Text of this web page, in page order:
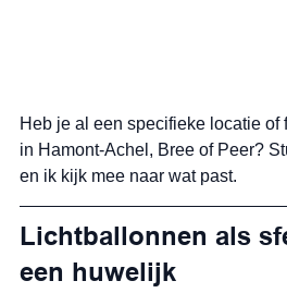
Heb je al een specifieke locatie of
in Hamont-Achel, Bree of Peer?
en ik kijk mee naar wat past.
Lichtballonnen als
een huwelijk